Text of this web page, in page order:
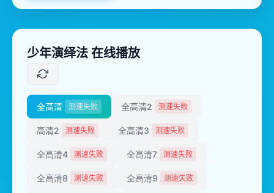
少年演绎法 在线播放
全高清 测速失败 全高清2 测速失败
高清2 测速失败 全高清3 测速失败
全高清4 测速失败 全高清7 测速失败
全高清8 测速失败 全高清9 测速失败